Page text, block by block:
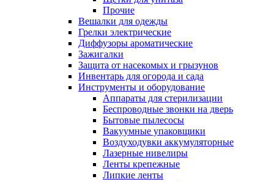
Прочие
Вешалки для одежды
Грелки электрические
Диффузоры ароматические
Зажигалки
Защита от насекомых и грызунов
Инвентарь для огорода и сада
Инструменты и оборудование
Аппараты для стерилизации
Беспроводные звонки на дверь
Бытовые пылесосы
Вакуумные упаковщики
Воздуходувки аккумуляторные
Лазерные нивелиры
Ленты крепежные
Липкие ленты